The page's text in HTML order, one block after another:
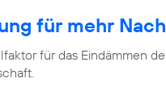
für mehr
für das Eindämmen